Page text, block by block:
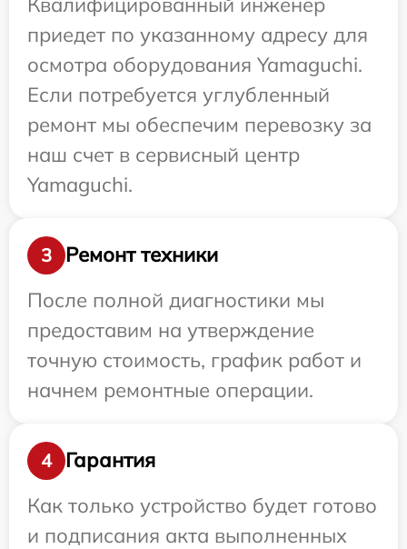
приедет по указанному адресу для
осмотра оборудования Yamaguchi.
Если потребуется углубленный
ремонт мы обеспечим перевозку за
наш счет в сервисный центр
Yamaguchi.
3
Ремонт техники
После полной диагностики мы
предоставим на утверждение
точную стоимость, график работ и
начнем ремонтные операции.
4
Гарантия
Как только устройство будет готово
и подписания акта выполненных